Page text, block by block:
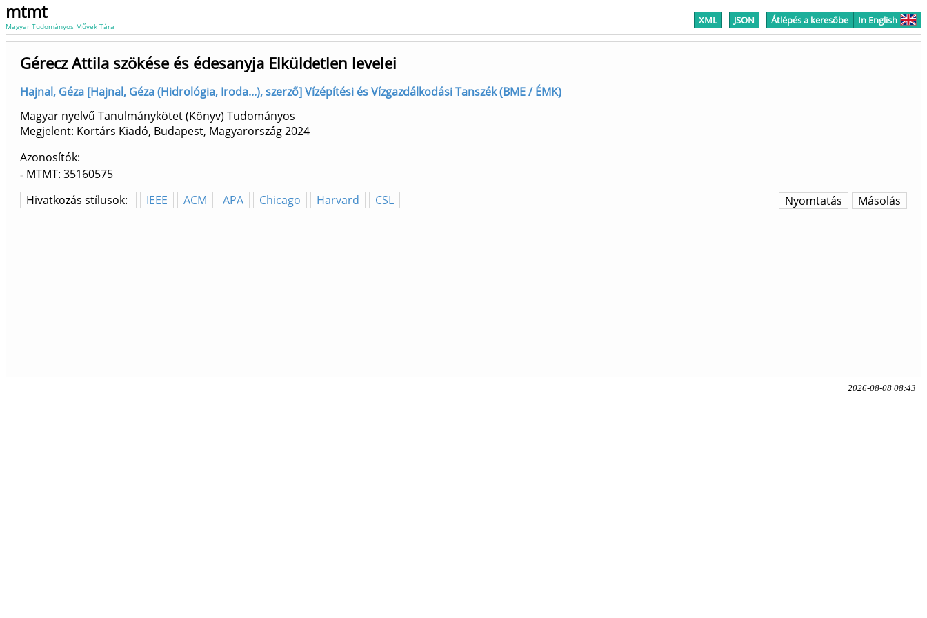
mtmt
Magyar Tudományos Művek Tára XML JSON Átlépés a keresőbe In English
Gérecz Attila szökése és édesanyja Elküldetlen levelei
Hajnal, Géza [Hajnal, Géza (Hidrológia, Iroda...), szerző] Vízépítési és Vízgazdálkodási Tanszék (BME / ÉMK)
Magyar nyelvű Tanulmánykötet (Könyv) Tudományos
Megjelent: Kortárs Kiadó, Budapest, Magyarország2024
Azonosítók
MTMT: 35160575
Hivatkozás stílusok:
IEEE ACM APA Chicago Harvard CSL Másolás
Nyomtatás
2026-08-08 08:43